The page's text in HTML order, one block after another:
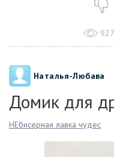
927
Наталья-Любава
Домик для
НЕбисерная лавка чудес